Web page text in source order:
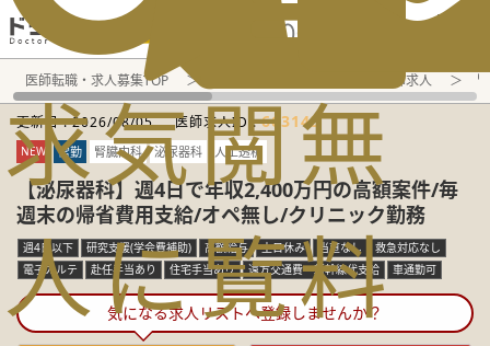
求
人
気
に
閲
覧
無
料
医師転職・求人募集TOP 福島県 医師求人
更新日 :2026/08/05 医師求人ID :663143
NEW 常勤 腎臓内科 泌尿器科 人工透析
【泌尿器科】週4日で年収2,400万円の高額案件/毎
週末の帰省費用支給/オペ無し/クリニック勤務
週4日以下 研究支援(学会費補助) 高額給与 土日休み 当直なし
救急対応なし
電子カルテ
赴任手当あり 住宅手当あり 遠方交通費・新幹線代支給 車通勤可
気になる求人リストへ登録しませんか？